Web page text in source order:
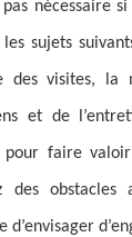
nécessaire
sujets
des visites, la
et de
faire
des